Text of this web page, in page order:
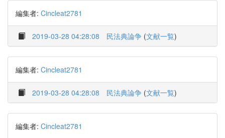
編集者: Cincleat2781
2019-03-28 04:28:08 民法典論争 (文献一覧)
編集者: Cincleat2781
2019-03-28 04:28:08 民法典論争 (文献一覧)
編集者: Cincleat2781